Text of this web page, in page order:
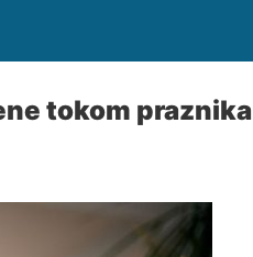
tokom praznika